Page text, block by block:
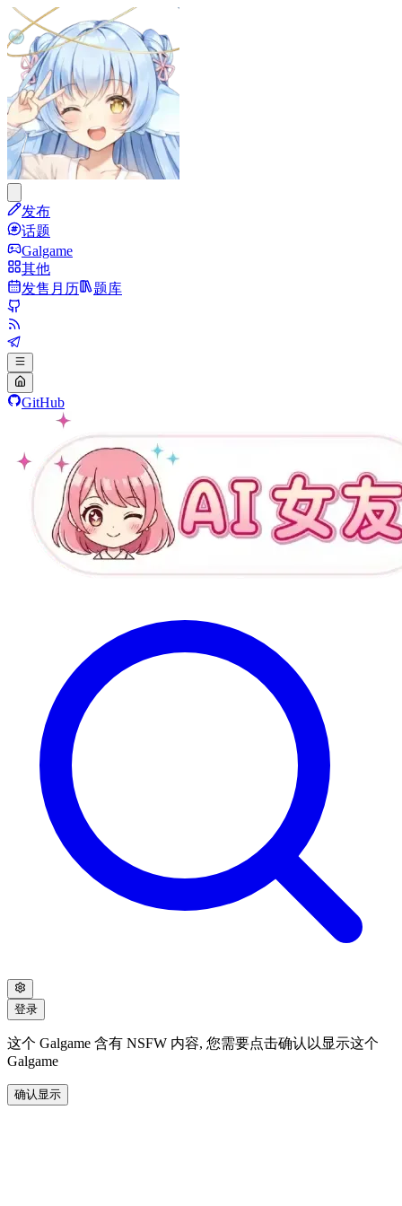
发布
话题
Galgame
其他
发售月历
题库
GitHub
登录
这个 Galgame 含有 NSFW 内容, 您需要点击确认以显示这个
Galgame
确认显示